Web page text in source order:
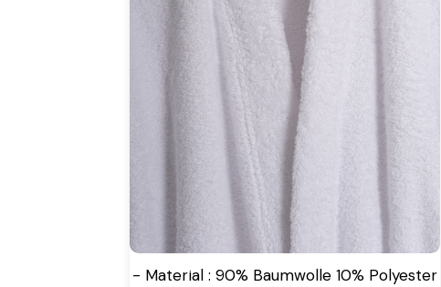
- Material : 90% Baumwolle 10% Polyester